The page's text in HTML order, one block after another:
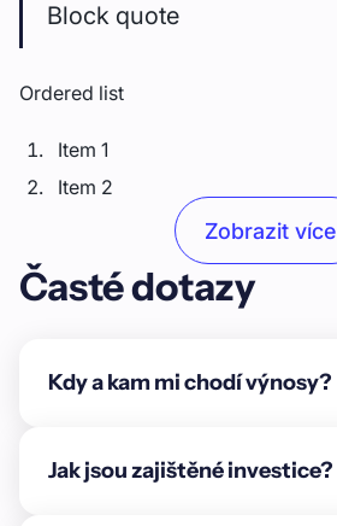
Block quote
Ordered list
Item 1
Item 2
Unordered list
Item B
Text link
Zobrazit více
Časté dotazy
Kdy a kam mi chodí výnosy?
Jak jsou zajištěné investice?